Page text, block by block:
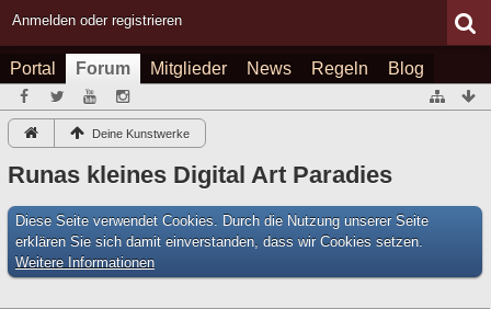
Anmelden oder registrieren
Portal Forum Mitglieder News Regeln Blog
Deine Kunstwerke
Runas kleines Digital Art Paradies
Diese Seite verwendet Cookies. Durch die Nutzung unserer Seite
erklären Sie sich damit einverstanden, dass wir Cookies setzen.
Weitere Informationen